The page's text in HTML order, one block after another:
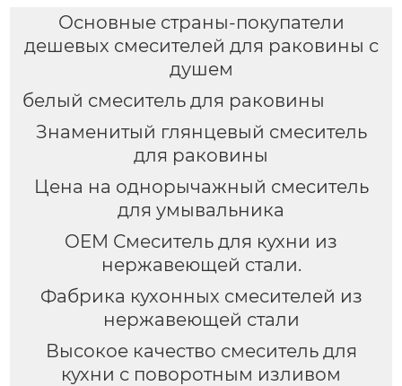
Основные страны-покупатели
дешевых смесителей для раковины с
душем
белый смеситель для раковины
Знаменитый глянцевый смеситель
для раковины
Цена на однорычажный смеситель
для умывальника
OEM Смеситель для кухни из
нержавеющей стали.
Фабрика кухонных смесителей из
нержавеющей стали
Высокое качество смеситель для
кухни с поворотным изливом